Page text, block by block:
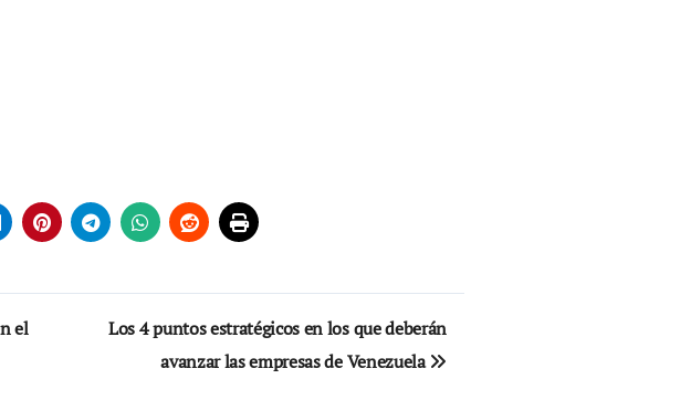
el
Los 4 puntos estratégicos en los que deberán
avanzar las empresas de Venezuela